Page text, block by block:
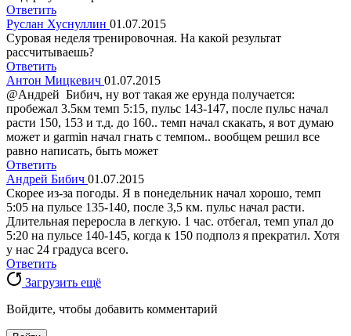
Ответить
Руслан Хуснуллин 01.07.2015
Суровая неделя тренировочная. На какой результат
рассчитываешь?
Ответить
Антон Мицкевич 01.07.2015
@Андрей Бибич, ну вот такая же ерунда получается:
пробежал 3.5км темп 5:15, пульс 143-147, после пульс начал
расти 150, 153 и т.д. до 160.. темп начал скакать, я вот думаю
может и garmin начал гнать с темпом.. вообщем решил все
равно написать, быть может
Ответить
Андрей Бибич 01.07.2015
Скорее из-за погоды. Я в понедельник начал хорошо, темп
5:05 на пульсе 135-140, после 3,5 км. пульс начал расти.
Длительная переросла в легкую. 1 час. отбегал, темп упал до
5:20 на пульсе 140-145, когда к 150 подполз я прекратил. Хотя
у нас 24 градуса всего.
Ответить
Загрузить ещё
Войдите, чтобы добавить комментарий